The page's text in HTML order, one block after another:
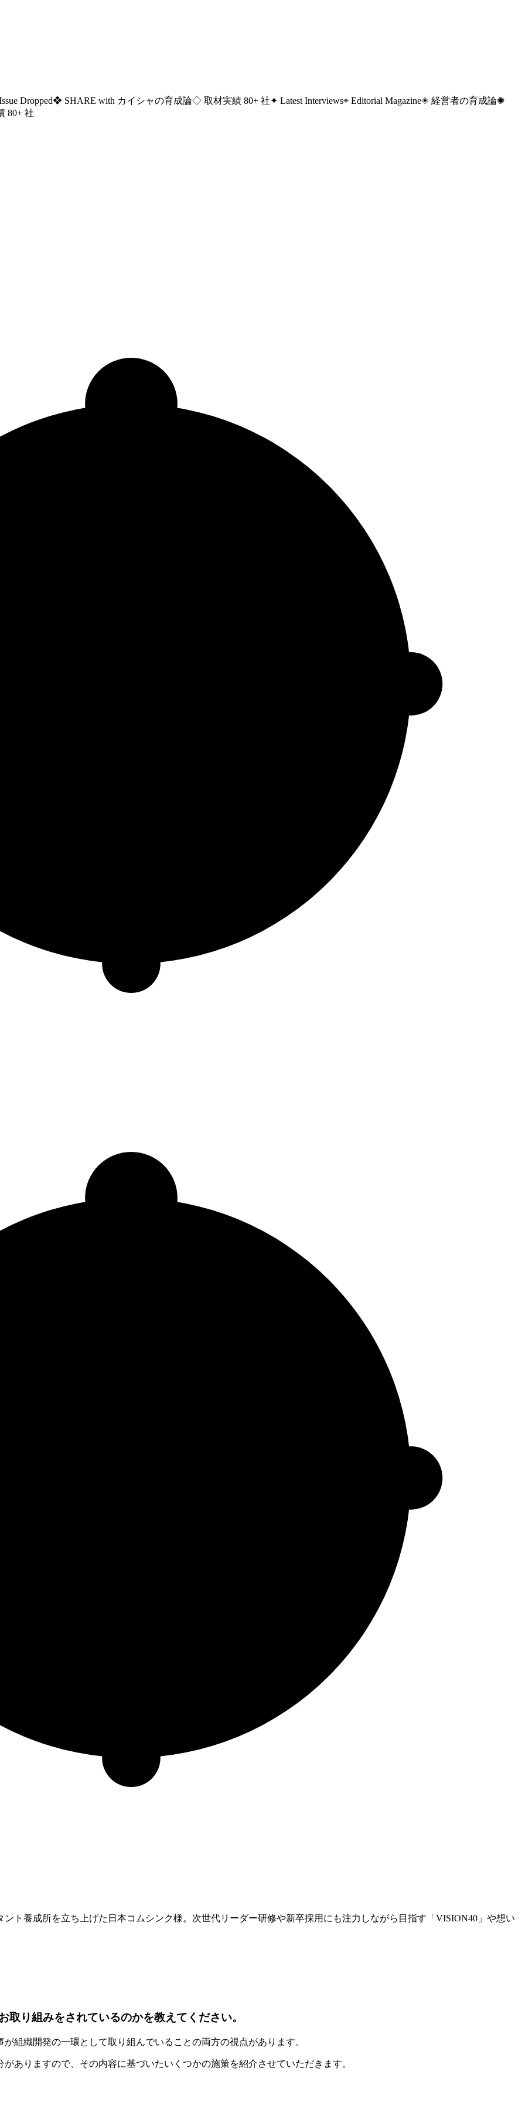
Dropped❖ SHARE with カイシャの育成論◇ 取材実績 80+ 社✦ Latest Interviews⌖ Editorial Magazine◈ 経営者の育成論✺
80+ 社
ト養成所を立ち上げた日本コムシンク様。次世代リーダー研修や新卒採用にも注力しながら目指す「VISION40」や想い
り組みをされているのかを教えてください。
組織開発の一環として取り組んでいることの両方の視点があります。
ありますので、その内容に基づいたいくつかの施策を紹介させていただきます。